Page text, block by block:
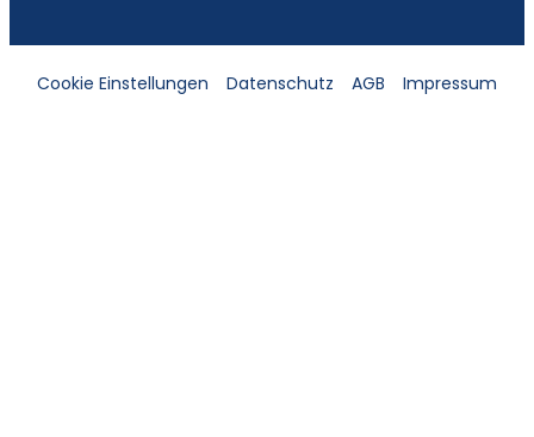
Cookie Einstellungen Datenschutz AGB Impressum